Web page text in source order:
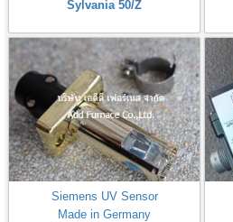
Sylvania 50/Z
Siemens UV Sensor
Made in Germany